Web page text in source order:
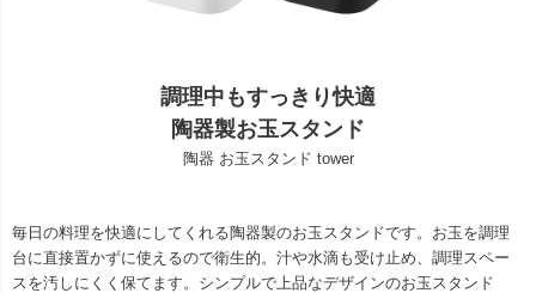
調理中もすっきり快適
陶器製お玉スタンド
陶器 お玉スタンド tower
毎日の料理を快適にしてくれる陶器製のお玉スタンドです。お玉を調理
台に直接置かずに使えるので衛生的。汁や水滴も受け止め、調理スペー
スを汚しにくく保てます。シンプルで上品なデザインのお玉スタンド